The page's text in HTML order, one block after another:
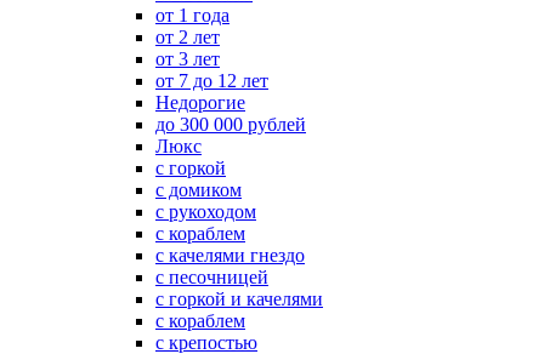
от 1 года
от 2 лет
от 3 лет
от 7 до 12 лет
Недорогие
до 300 000 рублей
Люкс
с горкой
с домиком
с рукоходом
с кораблем
с качелями гнездо
с песочницей
с горкой и качелями
с кораблем
с крепостью